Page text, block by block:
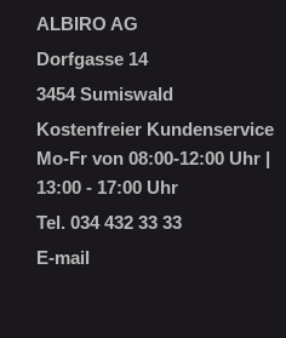
ALBIRO AG
Dorfgasse 14
3454 Sumiswald
Kostenfreier Kundenservice
Mo-Fr von 08:00-12:00 Uhr |
13:00 - 17:00 Uhr
Tel. 034 432 33 33
E-mail